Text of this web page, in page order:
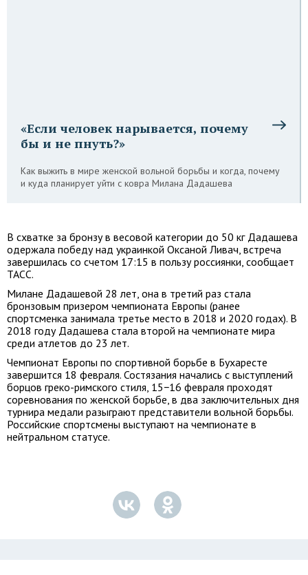
«Если человек нарывается, почему
бы и не пнуть?»
Как выжить в мире женской вольной борьбы и когда, почему
и куда планирует уйти с ковра Милана Дадашева
В схватке за бронзу в весовой категории до 50 кг Дадашева
одержала победу над украинкой Оксаной Ливач, встреча
завершилась со счетом 17:15 в пользу россиянки, сообщает
ТАСС.
Милане Дадашевой 28 лет, она в третий раз стала
бронзовым призером чемпионата Европы (ранее
спортсменка занимала третье место в 2018 и 2020 годах). В
2018 году Дадашева стала второй на чемпионате мира
среди атлетов до 23 лет.
Чемпионат Европы по спортивной борьбе в Бухаресте
завершится 18 февраля. Состязания начались с выступлений
борцов греко-римского стиля, 15−16 февраля проходят
соревнования по женской борьбе, в два заключительных дня
турнира медали разыграют представители вольной борьбы.
Российские спортсмены выступают на чемпионате в
нейтральном статусе.